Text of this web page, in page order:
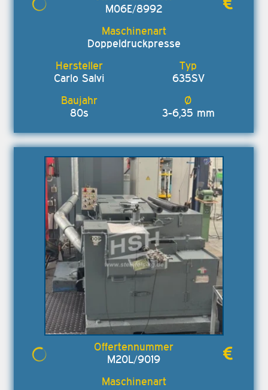
M06E/8992
Doppeldruckpresse
Carlo Salvi 635SV
80s 3-6,35 mm
M20L/9019